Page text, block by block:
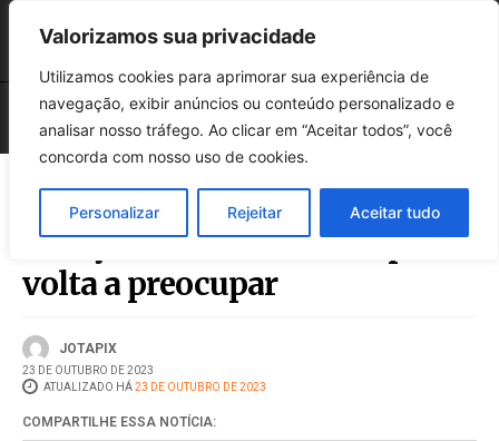
Valorizamos sua privacidade
Utilizamos cookies para aprimorar sua experiência de
navegação, exibir anúncios ou conteúdo personalizado e
analisar nosso tráfego. Ao clicar em “Aceitar todos”, você
concorda com nosso uso de cookies.
Personalizar Rejeitar Aceitar tudo
Atenção: Previsão do tempo
volta a preocupar
JOTAPIX
23 DE OUTUBRO DE 2023
ATUALIZADO HÁ23 DE OUTUBRO DE 2023
COMPARTILHE ESSA NOTÍCIA: